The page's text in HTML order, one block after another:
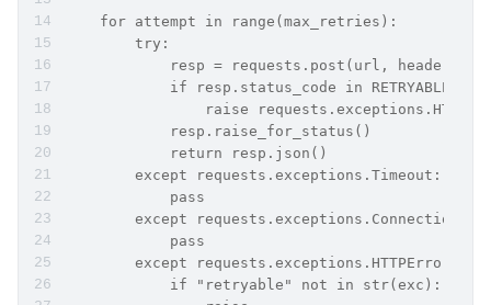
    for attempt in range(max_retries):
        try:
resp = requests.post(url,
if resp.status_code in
raise
            resp.raise_for_status()
            return resp.json()
        except requests.exceptions.Timeout:
            pass
except
            pass
except requests.exceptions.HTTPError as
            if "retryable" not in str(exc):